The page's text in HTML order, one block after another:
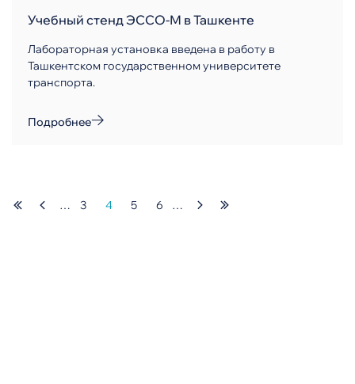
Учебный стенд ЭССО-М в Ташкенте
Лабораторная установка введена в работу в
Ташкентском государственном университете
транспорта.
Подробнее
Нумерация
… Страница
3
Текущая
4 Страница
5 Страница
6 …